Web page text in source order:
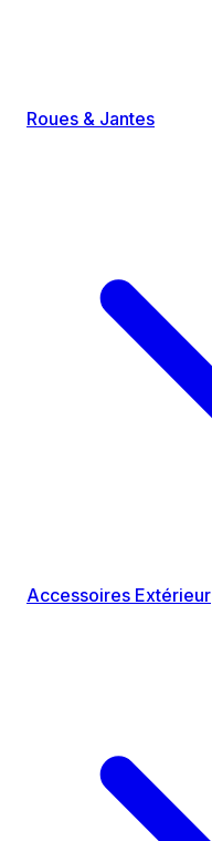
Roues & Jantes
Accessoires Extérieur